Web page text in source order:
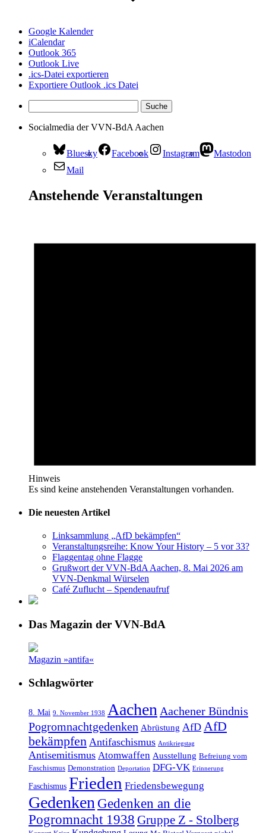
Google Kalender
iCalendar
Outlook 365
Outlook Live
.ics-Datei exportieren
Exportiere Outlook .ics Datei
Socialmedia der VVN-BdA Aachen
Bluesky Facebook Instagram
Mastodon
Mail
Anstehende Veranstaltungen
Hinweis
Es sind keine anstehenden Veranstaltungen vorhanden.
Die neuesten Artikel
Linksammlung „AfD bekämpfen“
Veranstaltungsreihe: Know Your History – 5 vor 33?
Flaggentag ohne Flagge
Grußwort der VVN-BdA Aachen, 8. Mai 2026 am
VVN-Denkmal Würselen
Café Zuflucht – Spendenaufruf
Das Magazin der VVN-BdA
Magazin »antifa«
Schlagwörter
8. Mai 9. November 1938 Aachen Aachener Bündnis
Pogromnachtgedenken Abrüstung AfD AfD
bekämpfen Antifaschismus Antikriegstag
Antisemitismus Atomwaffen Ausstellung Befreiung vom
Faschismus Demonstration Deportation DFG-VK Erinnerung
Faschismus Frieden Friedensbewegung
Gedenken Gedenken an die
Pogromnacht 1938 Gruppe Z - Stolberg